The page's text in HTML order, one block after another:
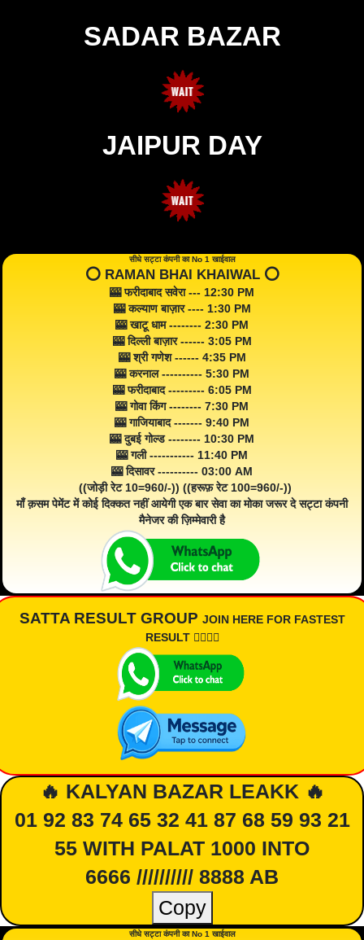
SADAR BAZAR
JAIPUR DAY
सीधे सट्टा कंपनी का No 1 खाईवाल
⭕️ RAMAN BHAI KHAIWAL ⭕️
🎰 फरीदाबाद सवेरा --- 12:30 PM
🎰 कल्याण बाज़ार ---- 1:30 PM
🎰 खाटू धाम -------- 2:30 PM
🎰 दिल्ली बाज़ार ------ 3:05 PM
🎰 श्री गणेश ------ 4:35 PM
🎰 करनाल ---------- 5:30 PM
🎰 फरीदाबाद --------- 6:05 PM
🎰 गोवा किंग -------- 7:30 PM
🎰 गाजियाबाद ------- 9:40 PM
🎰 दुबई गोल्ड -------- 10:30 PM
🎰 गली ----------- 11:40 PM
🎰 दिसावर ---------- 03:00 AM
((जोड़ी रेट 10=960/-)) ((हरूफ़ रेट 100=960/-))
माँ क़सम पेमेंट में कोई दिक्कत नहीं आयेगी एक बार सेवा का मोका जरूर दे सट्टा कंपनी
मैनेजर की ज़िम्मेवारी है
SATTA RESULT GROUP JOIN HERE FOR FASTEST
RESULT 👇🏾👇🏾
🔥 KALYAN BAZAR LEAKK 🔥
01 92 83 74 65 32 41 87 68 59 93 21
55 WITH PALAT 1000 INTO
6666 ////////// 8888 AB
Copy
सीधे सट्टा कंपनी का No 1 खाईवाल